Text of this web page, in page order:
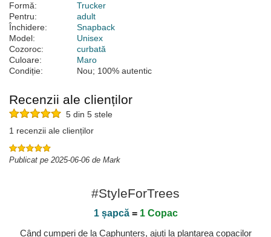
Formă:
Trucker
Pentru:
adult
Închidere:
Snapback
Model:
Unisex
Cozoroc:
curbată
Culoare:
Maro
Condiție:
Nou; 100% autentic
Recenzii ale clienților
5 din 5 stele
1 recenzii ale clienților
Publicat pe 2025-06-06 de Mark
#StyleForTrees
1 șapcă= 1 Copac
Când cumperi de la Caphunters, ajuți la plantarea copacilor